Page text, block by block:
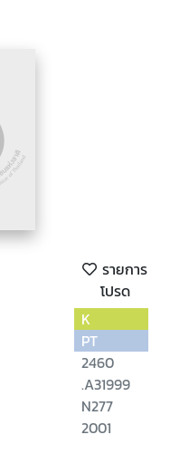
รายการ
โปรด
K
PT
2460
.A31999
N277
2001